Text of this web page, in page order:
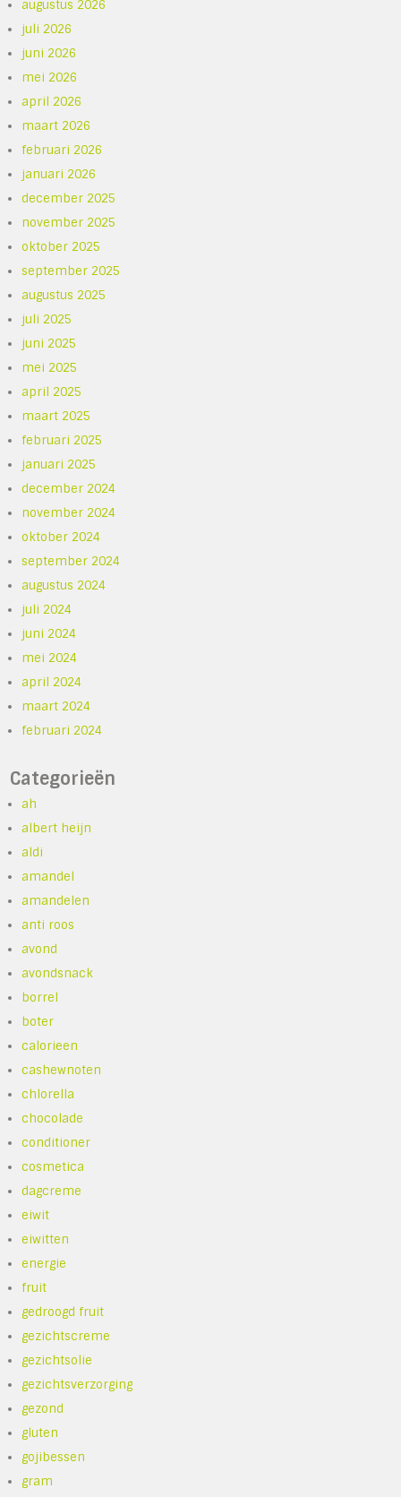
augustus 2026
juli 2026
juni 2026
mei 2026
april 2026
maart 2026
februari 2026
januari 2026
december 2025
november 2025
oktober 2025
september 2025
augustus 2025
juli 2025
juni 2025
mei 2025
april 2025
maart 2025
februari 2025
januari 2025
december 2024
november 2024
oktober 2024
september 2024
augustus 2024
juli 2024
juni 2024
mei 2024
april 2024
maart 2024
februari 2024
Categorieën
ah
albert heijn
aldi
amandel
amandelen
anti roos
avond
avondsnack
borrel
boter
calorieen
cashewnoten
chlorella
chocolade
conditioner
cosmetica
dagcreme
eiwit
eiwitten
energie
fruit
gedroogd fruit
gezichtscreme
gezichtsolie
gezichtsverzorging
gezond
gluten
gojibessen
gram